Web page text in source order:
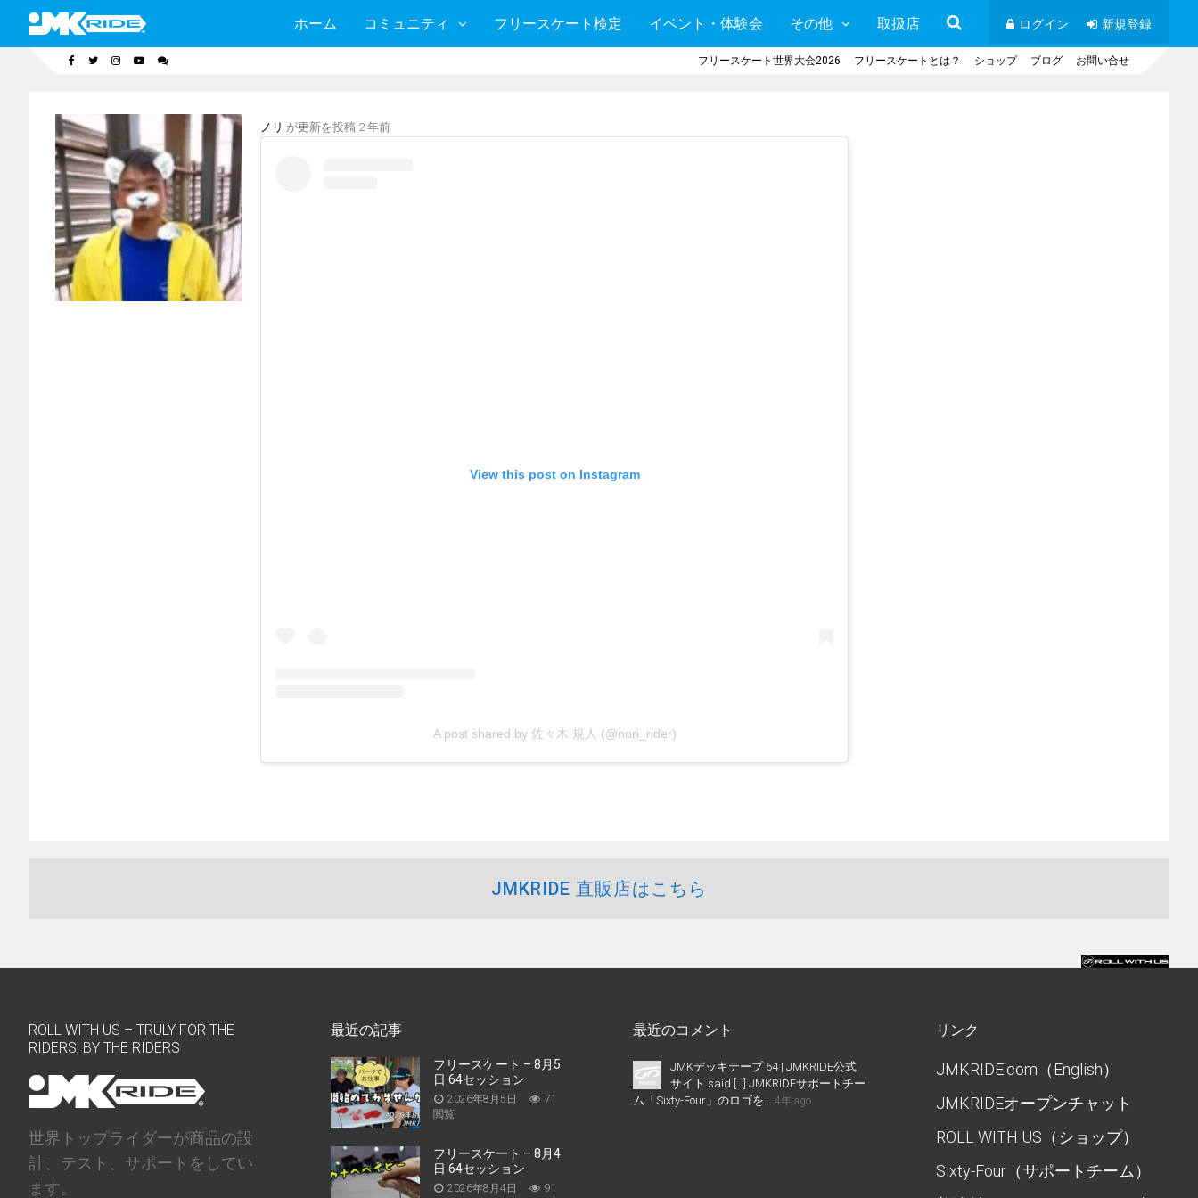
ホーム コミュニティ フリースケート検定 イベント・体験会 その他 取扱店 ログイン 新規登録
フリースケート世界大会2026 フリースケートとは？ ショップ ブログ お問い合せ
ノリ が更新を投稿 2 年前
View this post on Instagram
A post shared by 佐々木 規人 (@nori_rider)
JMKRIDE 直販店はこちら
ROLL WITH US – TRULY FOR THE
RIDERS, BY THE RIDERS
世界トップライダーが商品の設
計、テスト、サポートをしてい
ます。
最近の記事
フリースケート – 8月5
日 64セッション
2026年8月5日
71
閲覧
フリースケート – 8月4
日 64セッション
2026年8月4日
91
最近のコメント
JMKデッキテープ 64 | JMKRIDE公式
サイト said […] JMKRIDEサポートチー
ム「Sixty-Four」のロゴを... 4年 ago
リンク
JMKRIDE.com（English）
JMKRIDEオープンチャット
ROLL WITH US（ショップ）
Sixty-Four（サポートチーム）